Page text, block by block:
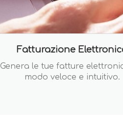
Fatturazione
Genera le tue fatture
modo veloce e intuitivo.